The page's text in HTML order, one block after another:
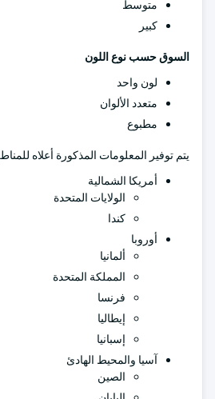
متوسط
كبير
السوق حسب نوع اللون
لون واحد
متعدد الألوان
مطبوع
يتم توفير المعلومات المذكورة أعلاه
أمريكا الشمالية
الولايات المتحدة
كندا
أوروبا
ألمانيا
المملكة المتحدة
فرنسا
إيطاليا
إسبانيا
آسيا والمحيط الهادئ
الصين